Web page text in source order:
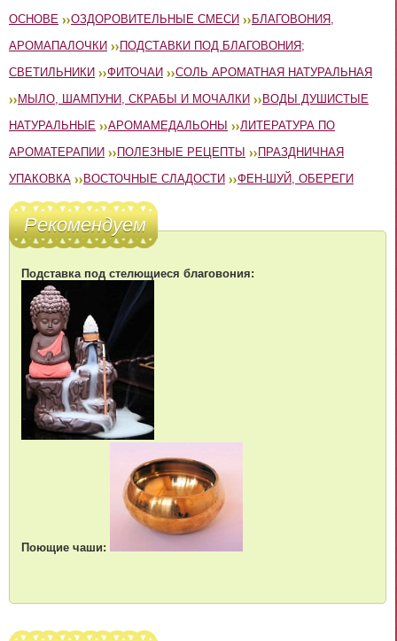
ОСНОВЕ
ОЗДОРОВИТЕЛЬНЫЕ СМЕСИ
БЛАГОВОНИЯ,
АРОМАПАЛОЧКИ
ПОДСТАВКИ ПОД БЛАГОВОНИЯ;
СВЕТИЛЬНИКИ
ФИТОЧАИ
СОЛЬ АРОМАТНАЯ НАТУРАЛЬНАЯ
МЫЛО, ШАМПУНИ, СКРАБЫ И МОЧАЛКИ
ВОДЫ ДУШИСТЫЕ
НАТУРАЛЬНЫЕ
АРОМАМЕДАЛЬОНЫ
ЛИТЕРАТУРА ПО
АРОМАТЕРАПИИ
ПОЛЕЗНЫЕ РЕЦЕПТЫ
ПРАЗДНИЧНАЯ
УПАКОВКА
ВОСТОЧНЫЕ СЛАДОСТИ ФЕН-ШУЙ, ОБЕРЕГИ
Рекомендуем
Подставка под стелющиеся благовония:
Поющие чаши: